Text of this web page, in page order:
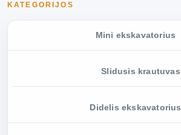
KATEGORIJOS
Mini ekskavatorius
Slidusis krautuvas
Didelis ekskavatorius